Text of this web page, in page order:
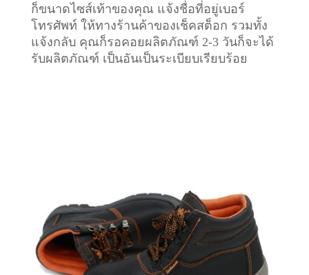
ก็ขนาดไซส์เท้าของคุณ แจ้งชื่อที่อยู่เบอร์
โทรศัพท์ ให้ทางร้านค้าของเช็คสต็อก รวมทั้ง
แจ้งกลับ คุณก็รอคอยผลิตภัณฑ์ 2-3 วันก็จะได้
รับผลิตภัณฑ์ เป็นอันเป็นระเบียบเรียบร้อย